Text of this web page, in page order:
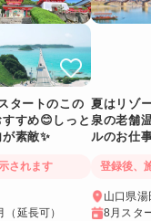
タートのこの
すめ😊しっと
素敵✨
されます
延長可）
夏はリゾ
泉の老舗
ルのお仕
登録後、
山口県湯
8月スタ